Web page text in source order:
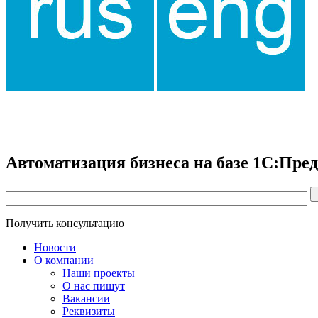
Автоматизация бизнеса на базе
Получить консультацию
Новости
О компании
Наши проекты
О нас пишут
Вакансии
Реквизиты